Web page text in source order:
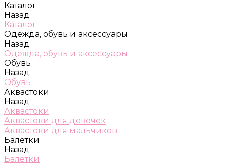
Каталог
Назад
Каталог
Одежда, обувь и аксессуары
Назад
Одежда, обувь и аксессуары
Обувь
Назад
Обувь
Аквастоки
Назад
Аквастоки
Аквастоки для девочек
Аквастоки для мальчиков
Балетки
Назад
Балетки